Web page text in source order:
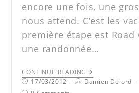
encore une fois, une
nous attend. C’est les
première étape est Road
une randonnée…
CONTINUE READING
17/03/2012
Damien Delord